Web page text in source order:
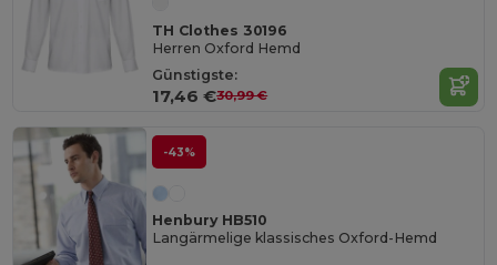
TH Clothes 30196
Herren Oxford Hemd
Günstigste:
17,46 €30,99 €
-43%
Henbury HB510
Langärmelige klassisches Oxford-Hemd